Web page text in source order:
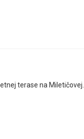
terase na Miletičovej.